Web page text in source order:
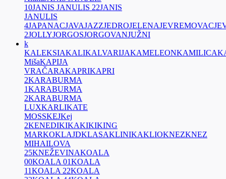
10JANIS JANULIS 22JANIS
JANULIS
4JAPANACJAVAJAZZJEDROJELENAJEVREMOVAC
2JOLLYJORGOSJORGOVANJUŽNI
k
KALEKSIAKALIKALVARIJAKAMELEONKAMILICA
MišaKAPIJA
VRAČARAKAPRIKAPRI
2KARABURMA
1KARABURMA
2KARABURMA
LUXKARLIKATE
MOSSKEJKej
2KENEDIKIKAKIKIKING
MARKOKLAJDKLASAKLINIKAKLIOKNEZKNEZ
MIHAILOVA
25KNEŽEVINAKOALA
00KOALA 01KOALA
11KOALA 22KOALA